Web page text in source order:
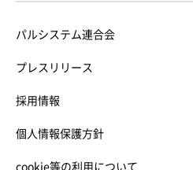
パルシステム連合会
プレスリリース
採用情報
個人情報保護方針
cookie等の利用について